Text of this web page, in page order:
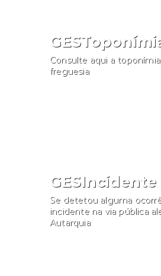
Consulte aqui a
freguesia
GESIncidente
Se detetou alguma
incidente na via pública
Autarquia